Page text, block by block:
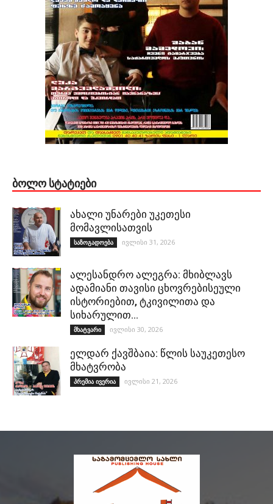
ᲑᲝᲚᲝ ᲡᲢᲐᲢᲘᲔᲑᲘ
ახალი უნარები უკეთესი
მომავლისათვის
საზოგადოება ივლისი 31, 2026
ალესანდრო ალეგრა: მხიბლავს
ადამიანი თავისი ცხოვრებისეული
ისტორიებით, ტკივილითა და
სიხარულით…
მხატვარი ივლისი 30, 2026
ელდარ ქავშბაია: წლის საუკეთესო
მხატვრობა
პრემია ივერია ივლისი 21, 2026